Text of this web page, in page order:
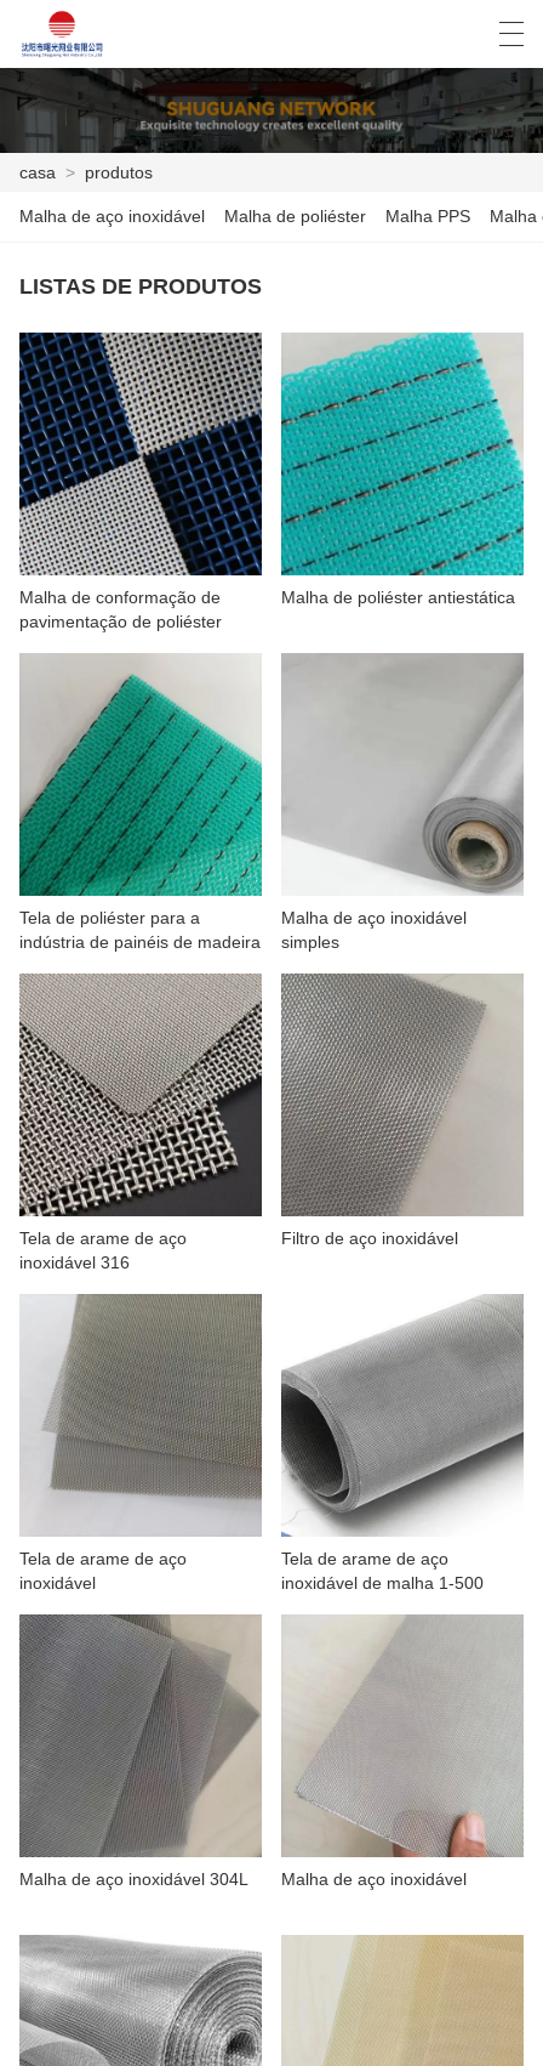
PRODUTOS
NOTÍCIA
CASO
SHOW DE FÁBRICA
FALE CONOSCO
SOBRE NÓS
العربية Deutsch English Español
casa > produtos
Malha de aço inoxidável Malha de poliéster Malha PPS Malha
LISTAS DE PRODUTOS
Malha de conformação de
pavimentação de poliéster
Malha de poliéster antiestática
Tela de poliéster para a
indústria de painéis de madeira
Malha de aço inoxidável
simples
Tela de arame de aço
inoxidável 316
Filtro de aço inoxidável
Tela de arame de aço
inoxidável
Tela de arame de aço
inoxidável de malha 1-500
Malha de aço inoxidável 304L Malha de aço inoxidável